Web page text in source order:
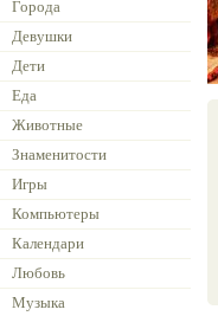
Города
Девушки
Дети
Еда
Животные
Знаменитости
Игры
Компьютеры
Календари
Любовь
Музыка